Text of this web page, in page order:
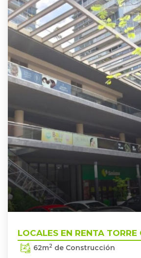
LOCALES EN RENTA
TOWER GUADALAJARA
LOCALES EN RENTA
62m2 de Construcción